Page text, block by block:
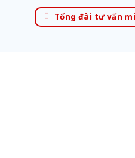
Tổng đài tư vấn